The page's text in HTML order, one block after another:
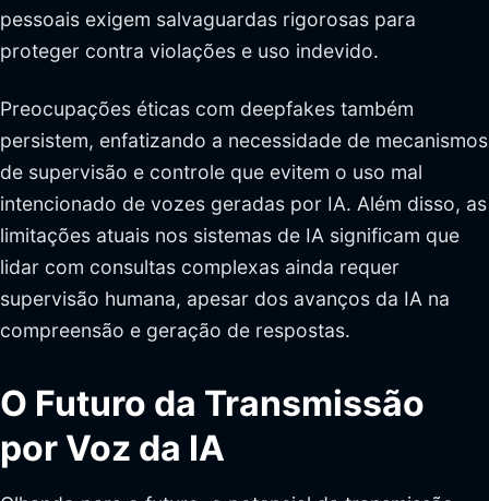
pessoais exigem salvaguardas rigorosas para
proteger contra violações e uso indevido.
Preocupações éticas com deepfakes também
persistem, enfatizando a necessidade de mecanismos
de supervisão e controle que evitem o uso mal
intencionado de vozes geradas por IA. Além disso, as
limitações atuais nos sistemas de IA significam que
lidar com consultas complexas ainda requer
supervisão humana, apesar dos avanços da IA na
compreensão e geração de respostas.
O Futuro da Transmissão
por Voz da IA